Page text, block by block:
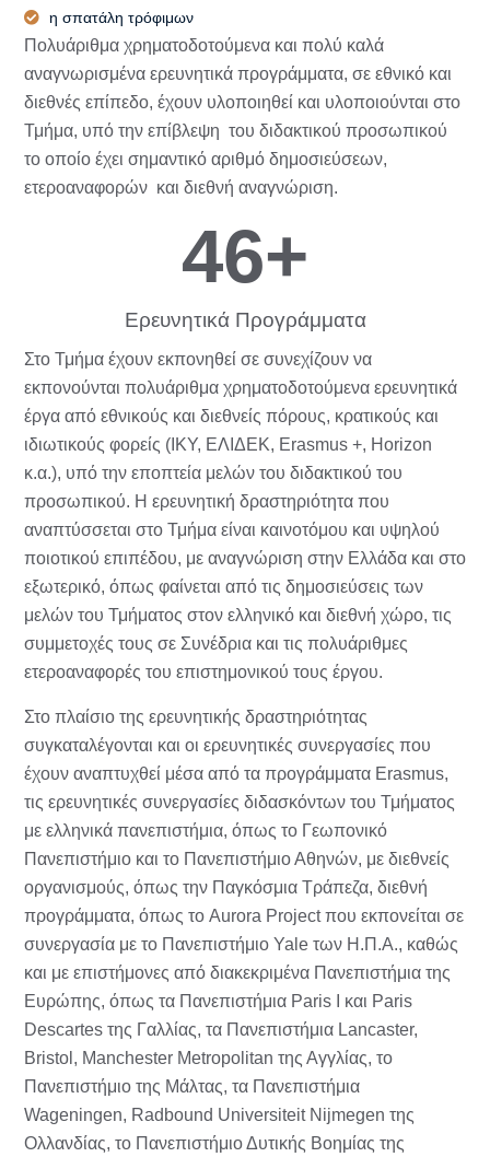
η σπατάλη τρόφιμων
Πολυάριθμα χρηματοδοτούμενα και πολύ καλά
αναγνωρισμένα ερευνητικά προγράμματα, σε εθνικό και
διεθνές επίπεδο, έχουν υλοποιηθεί και υλοποιούνται στο
Τμήμα, υπό την επίβλεψη του διδακτικού προσωπικού
το οποίο έχει σημαντικό αριθμό δημοσιεύσεων,
ετεροαναφορών και διεθνή αναγνώριση.
Ερευνητικά Προγράμματα
46+
Στο Τμήμα έχουν εκπονηθεί σε συνεχίζουν να
εκπονούνται πολυάριθμα χρηματοδοτούμενα ερευνητικά
έργα από εθνικούς και διεθνείς πόρους, κρατικούς και
ιδιωτικούς φορείς (ΙΚΥ, ΕΛΙΔΕΚ, Εrasmus +, Horizon
κ.α.), υπό την εποπτεία μελών του διδακτικού του
προσωπικού. Η ερευνητική δραστηριότητα που
αναπτύσσεται στο Τμήμα είναι καινοτόμου και υψηλού
ποιοτικού επιπέδου, με αναγνώριση στην Ελλάδα και στο
εξωτερικό, όπως φαίνεται από τις δημοσιεύσεις των
μελών του Τμήματος στον ελληνικό και διεθνή χώρο, τις
συμμετοχές τους σε Συνέδρια και τις πολυάριθμες
ετεροαναφορές του επιστημονικού τους έργου.
Στο πλαίσιο της ερευνητικής δραστηριότητας
συγκαταλέγονται και οι ερευνητικές συνεργασίες που
έχουν αναπτυχθεί μέσα από τα προγράμματα Erasmus,
τις ερευνητικές συνεργασίες διδασκόντων του Τμήματος
με ελληνικά πανεπιστήμια, όπως το Γεωπονικό
Πανεπιστήμιο και το Πανεπιστήμιο Αθηνών, με διεθνείς
οργανισμούς, όπως την Παγκόσμια Τράπεζα, διεθνή
προγράμματα, όπως το Aurora Project που εκπονείται σε
συνεργασία με το Πανεπιστήμιο Yale των Η.Π.Α., καθώς
και με επιστήμονες από διακεκριμένα Πανεπιστήμια της
Ευρώπης, όπως τα Πανεπιστήμια Paris I και Paris
Descartes της Γαλλίας, τα Πανεπιστήμια Lancaster,
Bristol, Manchester Metropolitan της Αγγλίας, το
Πανεπιστήμιο της Μάλτας, τα Πανεπιστήμια
Wageningen, Radbound Universiteit Nijmegen της
Ολλανδίας, το Πανεπιστήμιο Δυτικής Βοημίας της